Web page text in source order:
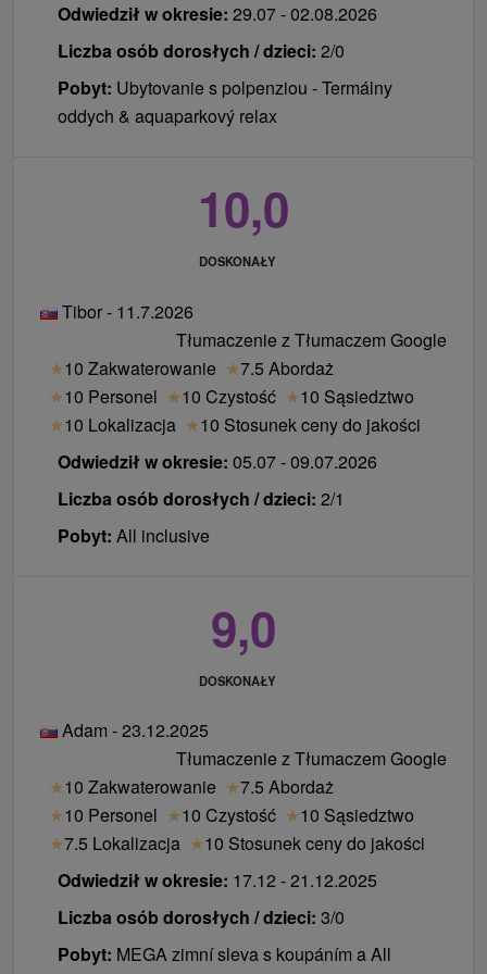
kącik dla dzieci we wnętrzu Hotelu Thermal Varga
***
gry planszowe, książki
plac zabaw dla dzieci z trampoliną na zewnątrz
wypożyczalnia rowerów miejskich, całoroczne
przechowywanie rowerów
Aquaparku
menu dla dzieci, krzesełka dla dzieci dostępne w
restauracji
całodobowy kącik dla mam do podgrzewania
jedzenia dla dziecka (mikropiekarnik)
miejsce do przechowywania wózków i możliwość
umieszczenia wózka w pokoju
na życzenie przy zamówieniu: nocnik, wanna,
stopień do zlewu
przyjazdem w zamówieniu
klimatyzacja w pokojach od czerwca do września
wypożyczalnia i przechowalnia rowerów
Aqua klub (bilard, piłkarzyki, hokej stołowy, tenis
stołowy, trampolina)
dzieci
Dzieci do 2,99 lat bez prawa do łóżka z dietą i
Łóżeczko dziecięce za opłatą.
Płacą po przyjeździe w recepcji.
płatny.
Internet:Bezpłatne WiFi w całym hotelu.
domowymi nie jest dozwolone.
Zameldowanie / Wymeldowanie:
Odwiedził w okresie: 29.07 - 02.08.2026
Liczba osób dorosłych / dzieci: 2/0
Pobyt: Ubytovanie s polpenziou - Termálny
oddych & aquaparkový relax
10,0
DOSKONAŁY
Tibor - 11.7.2026
Tłumaczenie z Tłumaczem Google
★10 Zakwaterowanie ★7.5 Abordaż
★10 Personel ★10 Czystość ★10 Sąsiedztwo
★10 Lokalizacja ★10 Stosunek ceny do jakości
Odwiedził w okresie: 05.07 - 09.07.2026
Liczba osób dorosłych / dzieci: 2/1
Pobyt: All inclusive
9,0
DOSKONAŁY
Adam - 23.12.2025
Tłumaczenie z Tłumaczem Google
★10 Zakwaterowanie ★7.5 Abordaż
★10 Personel ★10 Czystość ★10 Sąsiedztwo
★7.5 Lokalizacja ★10 Stosunek ceny do jakości
Odwiedził w okresie: 17.12 - 21.12.2025
Liczba osób dorosłych / dzieci: 3/0
Pobyt: MEGA zimní sleva s koupáním a All